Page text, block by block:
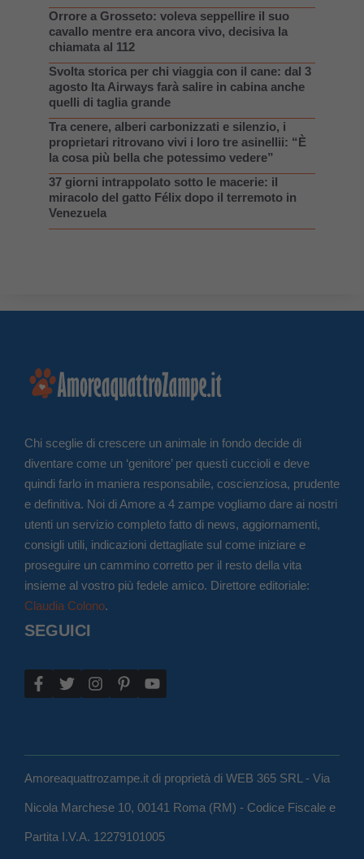
Orrore a Grosseto: voleva seppellire il suo
cavallo mentre era ancora vivo, decisiva la
chiamata al 112
Svolta storica per chi viaggia con il cane: dal 3
agosto Ita Airways farà salire in cabina anche
quelli di taglia grande
Tra cenere, alberi carbonizzati e silenzio, i
proprietari ritrovano vivi i loro tre asinellii: “È
la cosa più bella che potessimo vedere”
37 giorni intrappolato sotto le macerie: il
miracolo del gatto Félix dopo il terremoto in
Venezuela
Chi sceglie di crescere un animale in fondo decide di
diventare come un ‘genitore’ per questi cuccioli e deve
quindi farlo in maniera responsabile, coscienziosa, prudente
e definitiva. Noi di Amore a 4 zampe vogliamo dare ai nostri
utenti un servizio completo fatto di news, aggiornamenti,
consigli utili, indicazioni dettagliate sul come iniziare e
proseguire un cammino corretto per il resto della vita
insieme al vostro più fedele amico. Direttore editoriale:
Claudia Colono.
SEGUICI
Amoreaquattrozampe.it di proprietà di WEB 365 SRL - Via
Nicola Marchese 10, 00141 Roma (RM) - Codice Fiscale e
Partita I.V.A. 12279101005